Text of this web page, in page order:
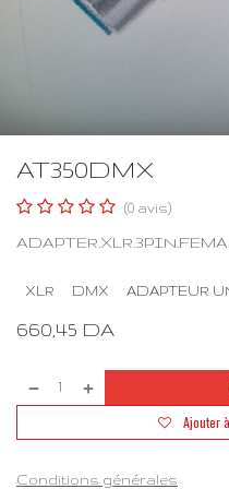
AT350DMX
(0 avis)
XLR DMX ADAPTEUR
660,45 DA
Ajouter
Conditions générales